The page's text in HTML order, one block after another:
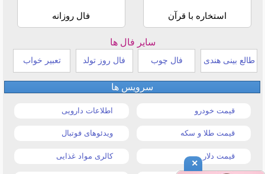
استخاره با قرآن فال روزانه
سایر فال ها
طالع بینی هندی فال چوب فال روز تولد تعبیر خواب
سرویس ها
قیمت خودرو اطلاعات دارویی
قیمت طلا و سکه ویدئوهای فوتبال
قیمت دلار کالری مواد غذایی
×